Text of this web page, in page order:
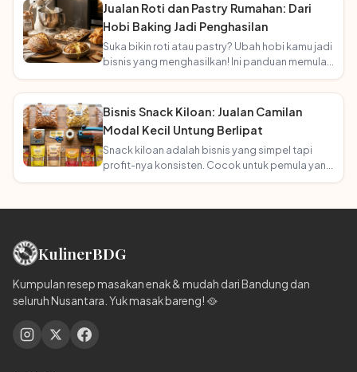
Jualan Roti dan Pastry Rumahan: Dari
Hobi Baking Jadi Penghasilan
Suka bikin roti atau pastry? Ubah hobi kamu jadi
bisnis yang menghasilkan! Ini panduan memulai
usaha bakery rumahan.
Bisnis Snack Kiloan: Jualan Camilan
Modal Kecil Untung Berlipat
Snack kiloan adalah bisnis yang simpel tapi
profit-nya konsisten. Cocok untuk pemula yang
mau mulai tanpa ribet!
KulinerBDG
Kumpulan resep masakan enak & mudah dari Bandung dan
seluruh Nusantara. Yuk masak bareng! 🥘